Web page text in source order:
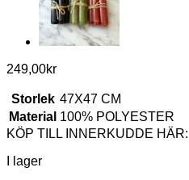
249,00kr
Storlek 47X47 CM
Material 100% POLYESTER
KÖP TILL INNERKUDDE HÄR:
I lager